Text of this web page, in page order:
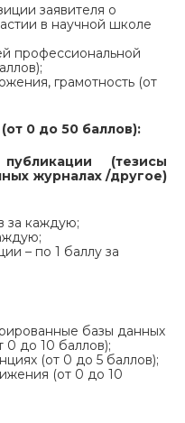
заявителя о
в научной школе
профессиональной
грамотность (от
0 до 50 баллов):
(тезисы
журналах /другое)
за каждую;
– по 1 баллу за
базы данных
до 10 баллов);
(от 0 до 5 баллов);
(от 0 до 10